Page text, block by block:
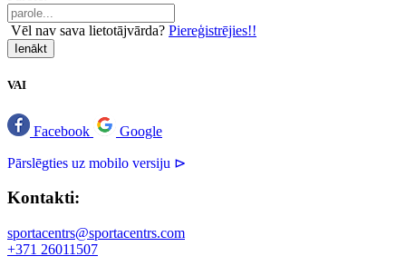
Vēl nav sava lietotājvārda? Piereģistrējies!!
Ienākt
VAI
Facebook Google
Pārslēgties uz mobilo versiju ⊳
Kontakti:
sportacentrs@sportacentrs.com
+371 26011507